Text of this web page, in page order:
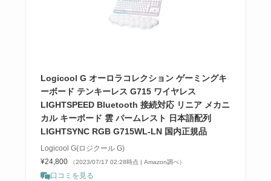
Logicool G オーロラコレクション ゲーミングキ
ーボード テンキーレス G715 ワイヤレス
LIGHTSPEED Bluetooth 接続対応 リニア メカニ
カル キーボード 雲 パームレスト 日本語配列
LIGHTSYNC RGB G715WL-LN 国内正規品
Logicool G(ロジクール G)
¥24,800
（2023/07/17 02:28時点 | Amazon調べ）
口コミを見る